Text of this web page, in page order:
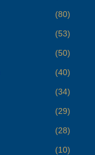
(80)
(53)
(50)
(40)
(34)
(29)
(28)
(10)